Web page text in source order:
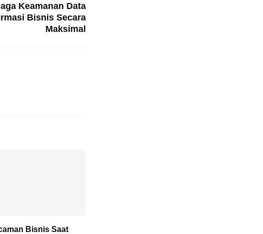
Keamanan Data
Bisnis Secara
Maksimal
Bisnis Saat